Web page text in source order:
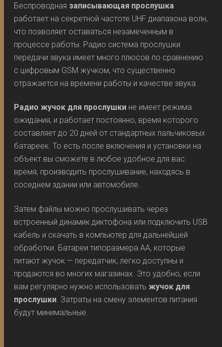
Беспроводная записывающая прослушка
работает на секретной частоте UHF диапазона волн,
что позволяет оставаться незамеченным в
процессе работы. Радио система прослушки
передачи звука имеет много плюсов по сравнению
с цифровым GSM жучком, что существенно
отражается на времени работы и качестве звука.
Радио жучок для прослушки не имеет режима
ожидания, и работает постоянно, время которого
составляет до 20 дней от стандартных пальчиковых
батареек. То есть после включения и установки на
объект вы сможете в любое удобное для вас
время, производить прослушивание, находясь в
соседнем здании или автомобиле.
Затем файлы можно прослушивать через
встроенный динамик диктофона или подключить USB
кабель и скачать в компьютер для дальнейшей
обработки. Батареи типоразмера АА, которые
питают жучок — передатчик, легко доступны и
продаются во многих магазинах. Это удобно, если
вам регулярно нужно использовать жучок для
прослушки . Затраты на смену элементов питания
будут минимальные.